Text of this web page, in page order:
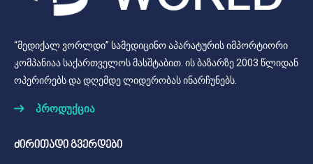
“მედიქალ ვორლდი” სამედიცინო აპარატურის იმპორტიორი
კომპანიაა საქართველოს მასშტაბით. ის ბაზარზე 2003 წლიდან
ოპერირებს და დღემდე ლიდერობას ინარჩუნებს.
პროდუქცია
ძირითადი გვერდები